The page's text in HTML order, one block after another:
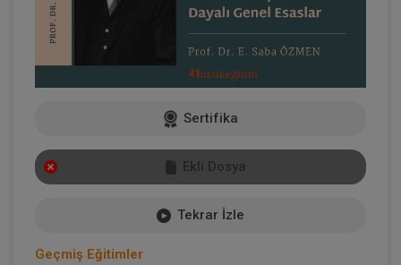
Sertifika
Ekli Dosya
Tekrar İzle
Geçmiş Eğitimler